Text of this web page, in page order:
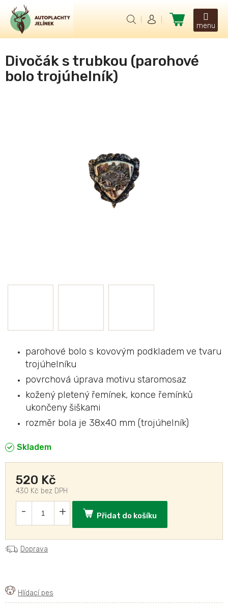
obsah
Nákupní
košík
Divočák s trubkou (parohové
bolo trojúhelník)
Skladem
520 Kč
430 Kč bez DPH
Přidat do košíku
parohové bolo s kovovým podkladem ve tvaru
trojúhelníku
povrchová úprava motivu staromosaz
kožený pletený řemínek, konce řemínků
ukončeny šiškami
rozměr bola je 38x40 mm (trojúhelník)
Doprava